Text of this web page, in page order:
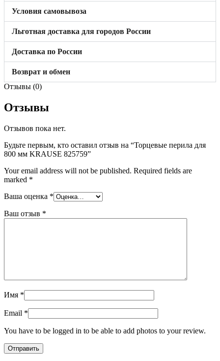
Условия самовывоза
Льготная доставка для городов России
Доставка по России
Возврат и обмен
Отзывы (0)
Отзывы
Отзывов пока нет.
Будьте первым, кто оставил отзыв на “Торцевые перила для
800 мм KRAUSE 825759”
Your email address will not be published. Required fields are
marked *
Ваша оценка *
Ваш отзыв *
Имя *
Email *
You have to be logged in to be able to add photos to your review.